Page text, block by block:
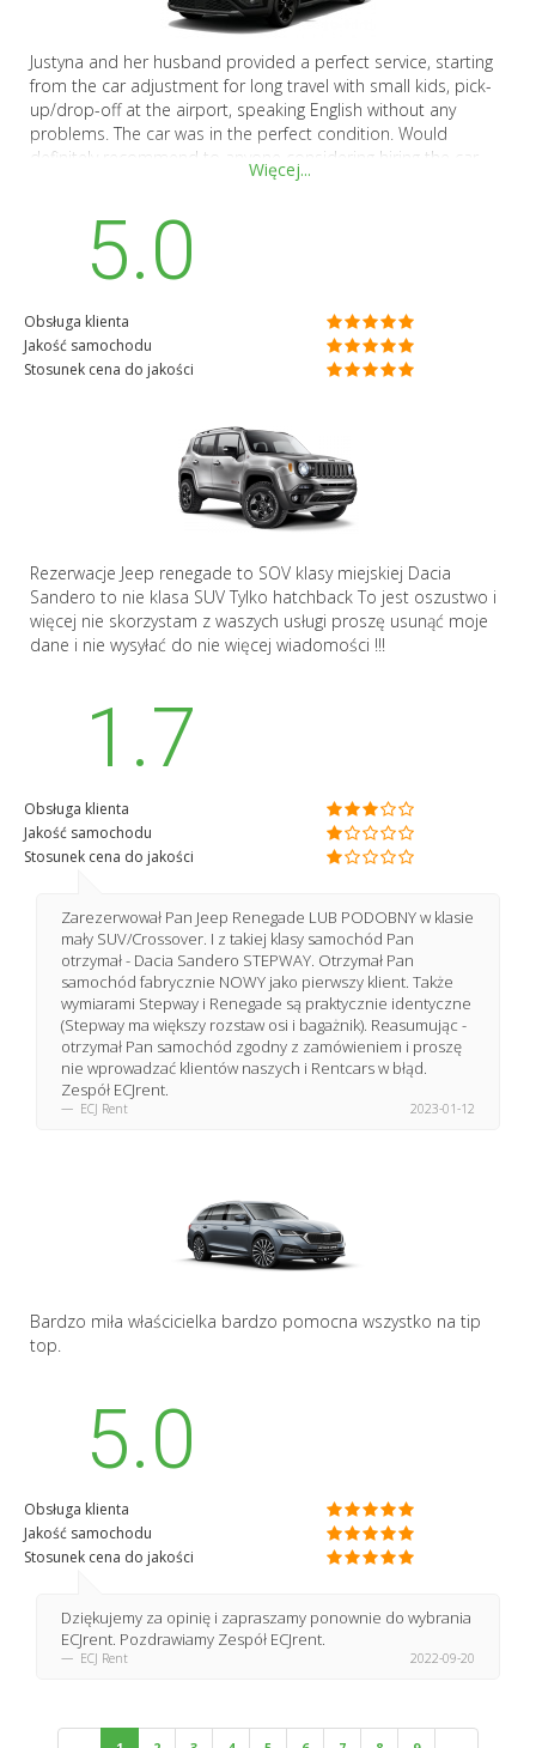
Justyna and her husband provided a perfect service, starting
from the car adjustment for long travel with small kids, pick-
up/drop-off at the airport, speaking English without any
problems. The car was in the perfect condition. Would
definitely recommend to anyone considering hiring the car
Więcej...
5.0
Obsługa klienta
Jakość samochodu
Stosunek cena do jakości
Rezerwacje Jeep renegade to SOV klasy miejskiej Dacia
Sandero to nie klasa SUV Tylko hatchback To jest oszustwo i
więcej nie skorzystam z waszych usługi proszę usunąć moje
dane i nie wysyłać do nie więcej wiadomości !!!
1.7
Obsługa klienta
Jakość samochodu
Stosunek cena do jakości
Zarezerwował Pan Jeep Renegade LUB PODOBNY w klasie
mały SUV/Crossover. I z takiej klasy samochód Pan
otrzymał - Dacia Sandero STEPWAY. Otrzymał Pan
samochód fabrycznie NOWY jako pierwszy klient. Także
wymiarami Stepway i Renegade są praktycznie identyczne
(Stepway ma większy rozstaw osi i bagażnik). Reasumując -
otrzymał Pan samochód zgodny z zamówieniem i proszę
nie wprowadzać klientów naszych i Rentcars w błąd.
Zespół ECJrent.
ECJ Rent 2023-01-12
Bardzo miła właścicielka bardzo pomocna wszystko na tip
top.
5.0
Obsługa klienta
Jakość samochodu
Stosunek cena do jakości
Dziękujemy za opinię i zapraszamy ponownie do wybrania
ECJrent. Pozdrawiamy Zespół ECJrent.
ECJ Rent 2022-09-20